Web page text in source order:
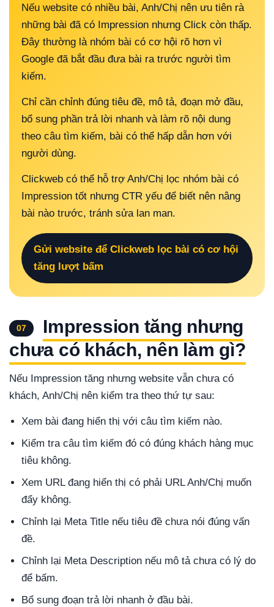
Nếu website có nhiều bài, Anh/Chị nên ưu tiên rà
những bài đã có Impression nhưng Click còn thấp.
Đây thường là nhóm bài có cơ hội rõ hơn vì
Google đã bắt đầu đưa bài ra trước người tìm
kiếm.
Chỉ cần chỉnh đúng tiêu đề, mô tả, đoạn mở đầu,
bổ sung phần trả lời nhanh và làm rõ nội dung
theo câu tìm kiếm, bài có thể hấp dẫn hơn với
người dùng.
Clickweb có thể hỗ trợ Anh/Chị lọc nhóm bài có
Impression tốt nhưng CTR yếu để biết nên nâng
bài nào trước, tránh sửa lan man.
Gửi website để Clickweb lọc bài có cơ hội
tăng lượt bấm
07
Impression tăng nhưng
chưa có khách, nên làm gì?
Nếu Impression tăng nhưng website vẫn chưa có
khách, Anh/Chị nên kiểm tra theo thứ tự sau:
Xem bài đang hiển thị với câu tìm kiếm nào.
Kiểm tra câu tìm kiếm đó có đúng khách hàng mục
tiêu không.
Xem URL đang hiển thị có phải URL Anh/Chị muốn
đẩy không.
Chỉnh lại Meta Title nếu tiêu đề chưa nói đúng vấn
đề.
Chỉnh lại Meta Description nếu mô tả chưa có lý do
để bấm.
Bổ sung đoạn trả lời nhanh ở đầu bài.